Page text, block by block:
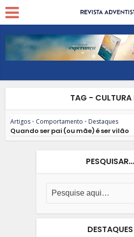
TAG - CULTURA
Artigos • Comportamento • Destaques
Quando ser pai (ou mãe) é ser vilão
PESQUISAR…
DESTAQUES